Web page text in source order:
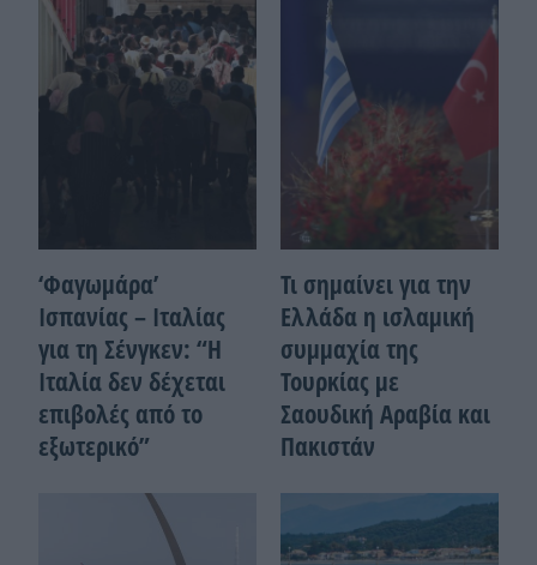
‘Φαγωμάρα’
Ισπανίας – Ιταλίας
για τη Σένγκεν: “Η
Ιταλία δεν δέχεται
επιβολές από το
εξωτερικό”
Τι σημαίνει για την
Ελλάδα η ισλαμική
συμμαχία της
Τουρκίας με
Σαουδική Αραβία και
Πακιστάν